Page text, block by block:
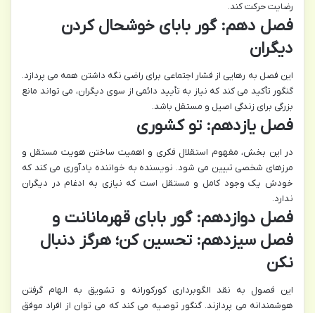
رضایت حرکت کند.
فصل دهم: گور بابای خوشحال کردن
دیگران
این فصل به رهایی از فشار اجتماعی برای راضی نگه داشتن همه می پردازد.
گنگور تأکید می کند که نیاز به تأیید دائمی از سوی دیگران، می تواند مانع
بزرگی برای زندگی اصیل و مستقل باشد.
فصل یازدهم: تو کشوری
در این بخش، مفهوم استقلال فکری و اهمیت ساختن هویت مستقل و
مرزهای شخصی تبیین می شود. نویسنده به خواننده یادآوری می کند که
خودش یک وجود کامل و مستقل است که نیازی به ادغام در دیگران
ندارد.
فصل دوازدهم: گور بابای قهرمانانت و
فصل سیزدهم: تحسین کن؛ هرگز دنبال
نکن
این فصول به نقد الگوبرداری کورکورانه و تشویق به الهام گرفتن
هوشمندانه می پردازند. گنگور توصیه می کند که می توان از افراد موفق